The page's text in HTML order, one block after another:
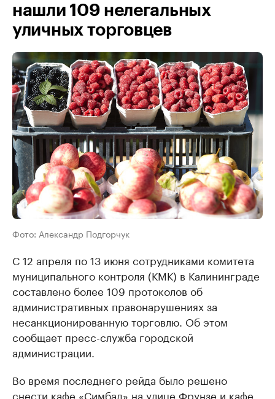
нашли 109 нелегальных
уличных торговцев
Фото: Александр Подгорчук
С 12 апреля по 13 июня сотрудниками комитета
муниципального контроля (КМК) в Калининграде
составлено более 109 протоколов об
административных правонарушениях за
несанкционированную торговлю. Об этом
сообщает пресс-служба городской
администрации.
Во время последнего рейда было решено
снести кафе «Симбад» на улице Фрунзе и кафе